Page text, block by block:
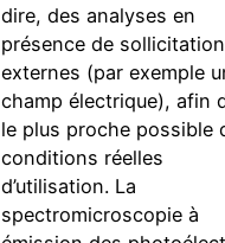
dire, des analyses en
présence de
externes (par exemple
champ électrique), afin
le plus proche possible
conditions réelles
d’utilisation. La
spectromicroscopie à